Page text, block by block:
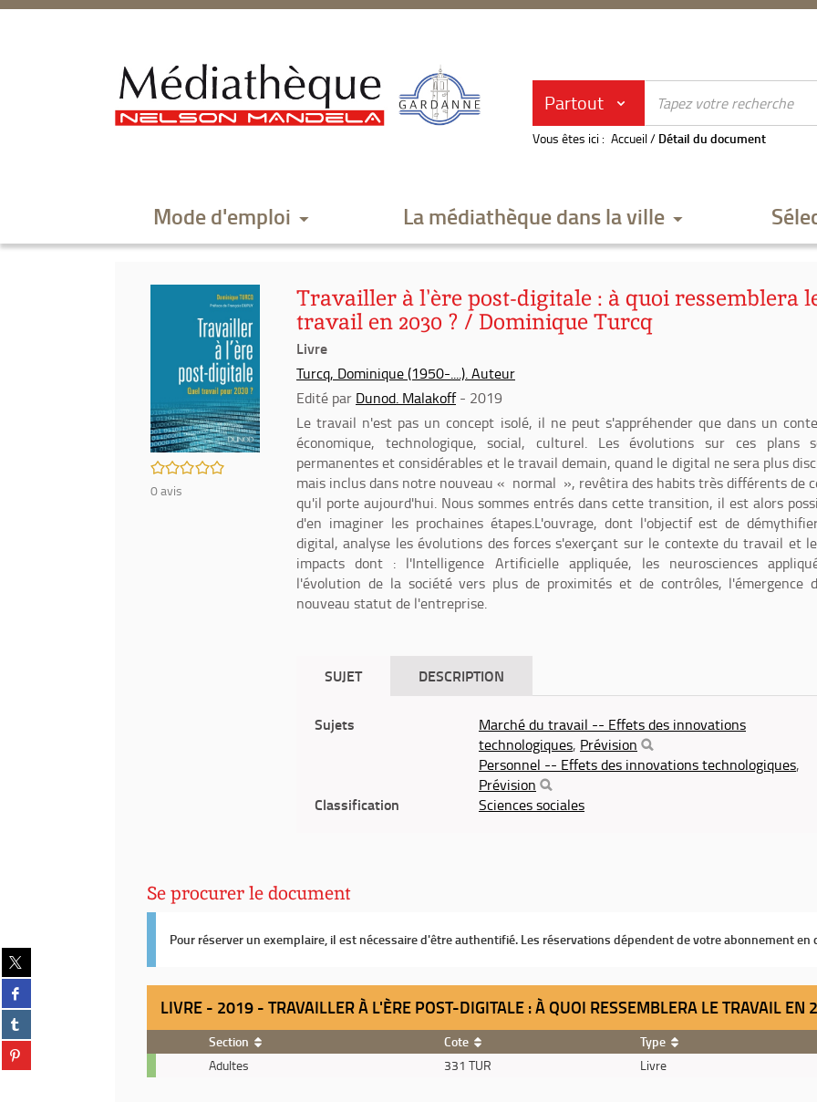
recherche
Partout
Vous êtes ici : Accueil/ Détail du document
Mode d'emploi La médiathèque dans la ville
Partager
sur
twitter
(Nouvelle
fenêtre)
Partager
sur
facebook
(Nouvelle
fenêtre)
Partager
sur
tumblr
(Nouvelle
Partager
sur
/5
0avis
Travailler à l'ère post-digitale : à quoi ressemblera
travail en 2030 ? / Dominique Turcq
Livre
Turcq, Dominique (1950-....). Auteur
Edité par Dunod. Malakoff- 2019
Le travail n'est pas un concept isolé, il ne peut s'appréhender que dans un
économique, technologique, social, culturel. Les évolutions sur ces plans
permanentes et considérables et le travail demain, quand le digital ne sera plus
mais inclus dans notre nouveau « normal », revêtira des habits très différents de
qu'il porte aujourd'hui. Nous sommes entrés dans cette transition, il est alors
d'en imaginer les prochaines étapes.L'ouvrage, dont l'objectif est de
digital, analyse les évolutions des forces s'exerçant sur le contexte du travail et
impacts dont : l'Intelligence Artificielle appliquée, les neurosciences
l'évolution de la société vers plus de proximités et de contrôles, l'émergence
nouveau statut de l'entreprise.
SUJET DESCRIPTION
Sujets
Marché du travail -- Effets des innovations
technologiques, Prévision
Personnel -- Effets des innovations technologiques,
Prévision
Classification Sciences sociales
Se procurer le document
Pour réserver un exemplaire, il est nécessaire d'être authentifié. Les réservations dépendent de votre abonnement en
LIVRE - 2019 - TRAVAILLER À L'ÈRE POST-DIGITALE : À QUOI RESSEMBLERA LE TRAVAIL
-
Section Cote Type
Adultes
331 TUR Livre